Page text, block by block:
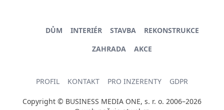
DŮM INTERIÉR STAVBA
REKONSTRUKCE
ZAHRADA
AKCE
PROFIL KONTAKT PRO INZERENTY GDPR
Copyright © BUSINESS MEDIA ONE, s. r. o. 2006–2026